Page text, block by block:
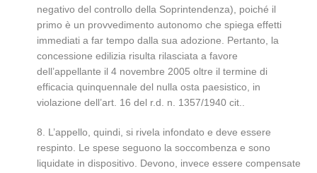
negativo del controllo della Soprintendenza), poiché il
primo è un provvedimento autonomo che spiega effetti
immediati a far tempo dalla sua adozione. Pertanto, la
concessione edilizia risulta rilasciata a favore
dell’appellante il 4 novembre 2005 oltre il termine di
efficacia quinquennale del nulla osta paesistico, in
violazione dell’art. 16 del r.d. n. 1357/1940 cit..
8. L’appello, quindi, si rivela infondato e deve essere
respinto. Le spese seguono la soccombenza e sono
liquidate in dispositivo. Devono, invece essere compensate